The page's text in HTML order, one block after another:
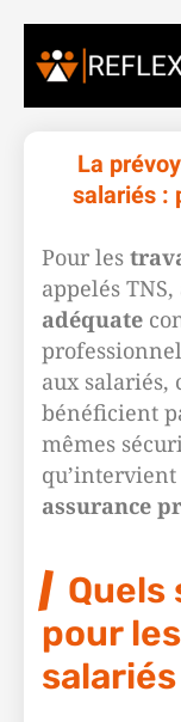
La
salariés :
Pour les
appelés
adéquate
aux salariés,
bénéficient
mêmes
qu’intervient
assurance
Quels
pour